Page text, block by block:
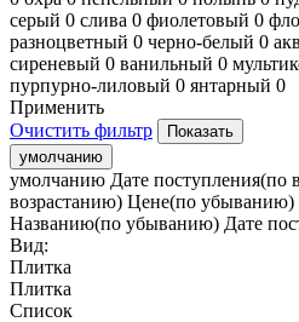
серый 0 слива 0 фиолетовый 0
разноцветный 0 черно-белый 0
сиреневый 0 ванильный 0
пурпурно-лиловый 0 янтарный 0
Применить
Очистить фильтр
умолчанию
умолчанию Дате поступления(по
возрастанию) Цене(по убыванию)
Названию(по убыванию) Дате
Вид:
Плитка
Плитка
Список